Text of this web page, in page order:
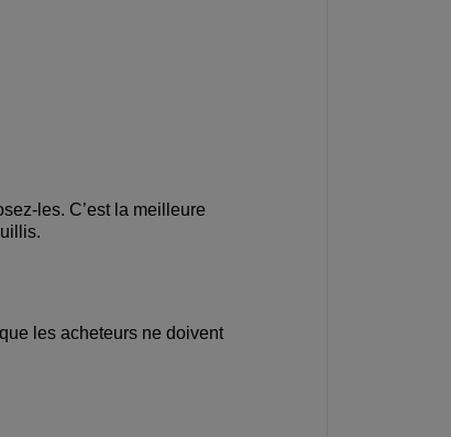
les. C’est la meilleure
les acheteurs ne doivent